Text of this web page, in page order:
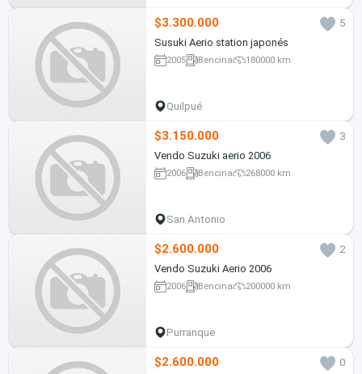
$3.300.000
5
Susuki Aerio station japonés
2005 Bencina 180000 km
Quilpué
$3.150.000
3
Vendo Suzuki aerio 2006
2006 Bencina 268000 km
San Antonio
$2.600.000
2
Vendo Suzuki Aerio 2006
2006 Bencina 200000 km
Purranque
$2.600.000
0